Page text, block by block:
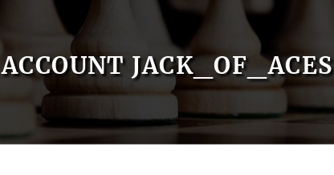
ACCOUNT JACK_OF_ACES